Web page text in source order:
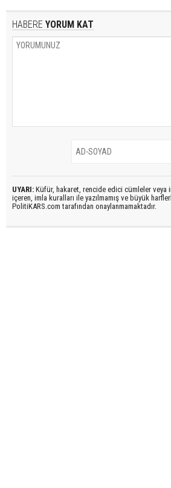
HABERE YORUM KAT
UYARI: Küfür, hakaret, rencide edici cümleler veya
içeren, imla kuralları ile yazılmamış ve büyük
PolitiKARS.com tarafından onaylanmamaktadır.